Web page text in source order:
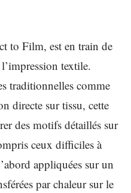
to Film, est en train de
textile.
traditionnelles comme
directe sur tissu, cette
des motifs détaillés sur
ceux difficiles à
appliquées sur un
par chaleur sur le